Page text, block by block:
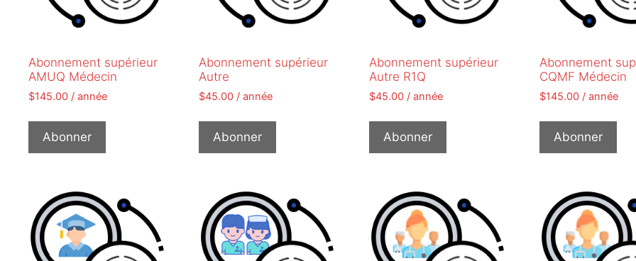
Abonnement supérieur
AMUQ Médecin
$145.00 / année
Abonner
Abonnement supérieur
Autre
$45.00 / année
Abonner
Abonnement supérieur
Autre R1Q
$45.00 / année
Abonner
Abonnement
CQMF Médecin
$145.00 / année
Abonner